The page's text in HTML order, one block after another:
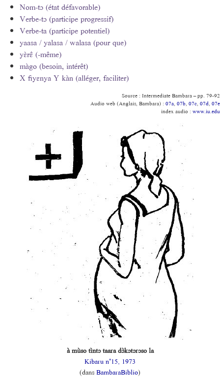
Nom-tɔ (état défavorable)
Verbe-tɔ (participe progressif)
Verbe-ta (participe potentiel)
yaasa / yalasa / walasa (pour que)
yɛ̀rɛ̂ (-même)
màgo (besoin, intérêt)
X fiyɛnya Y kàn (alléger, faciliter)
Source : Intermediate Bambara – pp. 79-92
Audio web (Anglais, Bambara) : 07a, 07b, 07c, 07d, 07e
index audio : www.iu.edu
à mùso tìntɔ taara dɔ̀kɔtɔrɔso la
Kibaru n°15, 1973
(dansBambaraBiblio)